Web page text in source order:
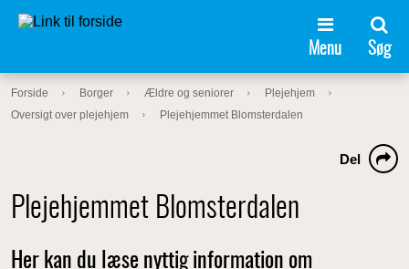
Menu Søg
Forside Borger Ældre og seniorer
Plejehjem
Oversigt over plejehjem
Plejehjemmet Blomsterdalen
Plejehjemmet Blomsterdalen
Del
Her kan du læse nyttig information om